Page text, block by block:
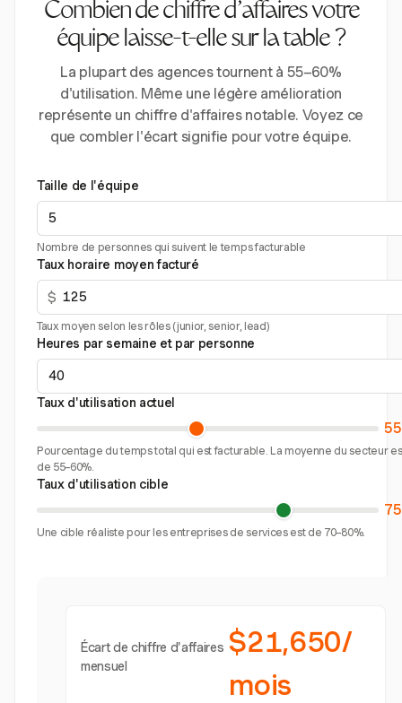
Combien de chiffre d'affaires votre
équipe laisse-t-elle sur la table ?
La plupart des agences tournent à 55–60%
d'utilisation. Même une légère amélioration
représente un chiffre d'affaires notable. Voyez ce
que combler l'écart signifie pour votre équipe.
Taille de l'équipe
Nombre de personnes qui suivent le temps facturable
Taux horaire moyen facturé
$
Taux moyen selon les rôles (junior, senior, lead)
Heures par semaine et par personne
Taux d'utilisation actuel
Pourcentage du temps total qui est facturable. La moyenne du secteur
de 55–60%.
Taux d'utilisation cible
Une cible réaliste pour les entreprises de services est de 70–80%.
Écart de chiffre d'affaires
mensuel
$21,650/
mois